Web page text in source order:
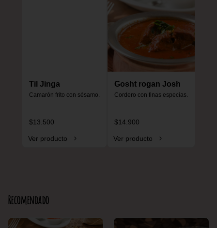
Til Jinga
Camarón frito con sésamo.
$13.500
Ver producto
Gosht rogan Josh
Cordero con finas especias.
$14.900
Ver producto
Recomendado